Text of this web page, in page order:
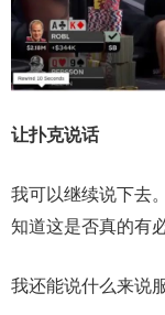
让扑克说话
我可以继续说下去
知道这是否真的有
我还能说什么来说